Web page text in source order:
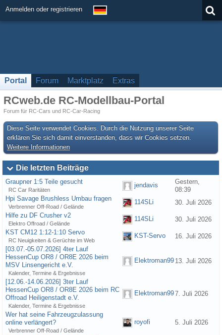
Anmelden oder registrieren
Portal Forum Marktplatz Extras
RCweb.de RC-Modellbau-Portal
Forum für RC-Cars und RC-Car-Racing
Diese Seite verwendet Cookies. Durch die Nutzung unserer Seite
erklären Sie sich damit einverstanden, dass wir Cookies setzen.
Weitere Informationen
Die letzten Beiträge
Graupner 1:5 Teile gesucht
RC Car Raritäten
jendavis
Gestern,
08:39
Hpi Savage Brushless Umbau fragen
Verbrenner Off-Road / Gelände
114SLi
30. Juli 2026
Hilfe zu DF Crusher v2
Elektro Offroad / Gelände
114SLi
30. Juli 2026
KST CM12 1:12-1:10 Servo
RC Neuigkeiten & Gerüchte im Web
KST-Servo
16. Juli 2026
[03.07.-05.07.2026] 4ter Lauf
HessenCup OR8 / OR8E 2026 beim
MSV Linsengericht e.V.
Kalender, Termine & Ergebnisse
Elektroman99 13. Juli 2026
[12.06.-14.06.2026] 3ter Lauf
HessenCup OR8 / OR8E 2026 beim RC
Offroad Heiligenstadt e.V.
Kalender, Termine & Ergebnisse
Elektroman997. Juli 2026
Wer hat seine Fahrzeugzulassung
online verlängert?
Verbrenner Off-Road / Gelände
royofi 5. Juli 2026